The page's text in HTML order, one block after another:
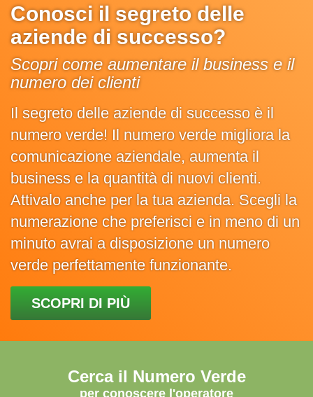
Conosci il segreto delle
aziende di successo?
Scopri come aumentare il business e il
numero dei clienti
Il segreto delle aziende di successo è il
numero verde! Il numero verde migliora la
comunicazione aziendale, aumenta il
business e la quantità di nuovi clienti.
Attivalo anche per la tua azienda. Scegli la
numerazione che preferisci e in meno di un
minuto avrai a disposizione un numero
verde perfettamente funzionante.
SCOPRI DI PIÙ
Cerca il Numero Verde
per conoscere l'operatore